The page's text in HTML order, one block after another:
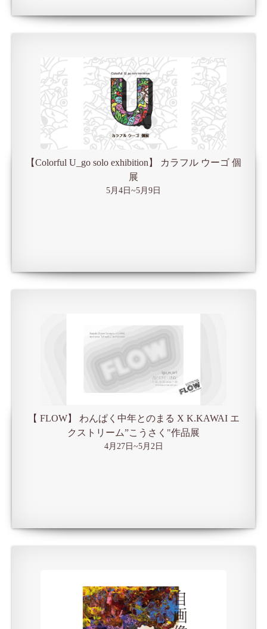
【Colorful U_go solo exhibition】 カラフル ウーゴ 個
展
5月4日~5月9日
【 FLOW】 わんぱく中年とのまる X K.KAWAI エ
クストリーム”こうさく"作品展
4月27日~5月2日